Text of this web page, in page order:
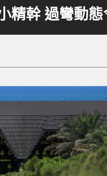
精幹 過彎動